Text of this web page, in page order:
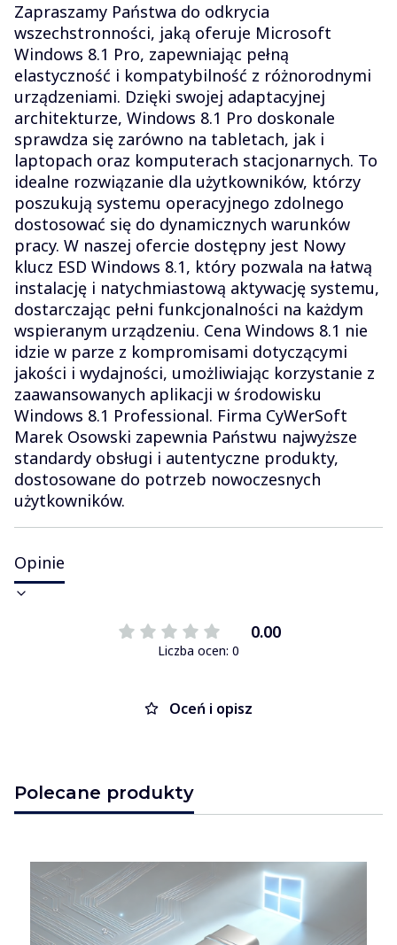
Zapraszamy Państwa do odkrycia
wszechstronności, jaką oferuje Microsoft
Windows 8.1 Pro, zapewniając pełną
elastyczność i kompatybilność z różnorodnymi
urządzeniami. Dzięki swojej adaptacyjnej
architekturze, Windows 8.1 Pro doskonale
sprawdza się zarówno na tabletach, jak i
laptopach oraz komputerach stacjonarnych. To
idealne rozwiązanie dla użytkowników, którzy
poszukują systemu operacyjnego zdolnego
dostosować się do dynamicznych warunków
pracy. W naszej ofercie dostępny jest Nowy
klucz ESD Windows 8.1, który pozwala na łatwą
instalację i natychmiastową aktywację systemu,
dostarczając pełni funkcjonalności na każdym
wspieranym urządzeniu. Cena Windows 8.1 nie
idzie w parze z kompromisami dotyczącymi
jakości i wydajności, umożliwiając korzystanie z
zaawansowanych aplikacji w środowisku
Windows 8.1 Professional. Firma CyWerSoft
Marek Osowski zapewnia Państwu najwyższe
standardy obsługi i autentyczne produkty,
dostosowane do potrzeb nowoczesnych
użytkowników.
Opinie
0.00
Liczba ocen: 0
Oceń i opisz
Polecane produkty